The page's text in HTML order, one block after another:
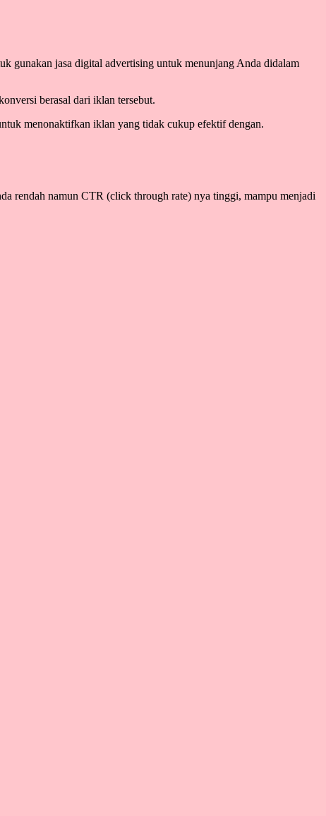
gunakan jasa digital advertising untuk menunjang Anda didalam
berasal dari iklan tersebut.
menonaktifkan iklan yang tidak cukup efektif dengan.
rendah namun CTR (click through rate) nya tinggi, mampu menjadi